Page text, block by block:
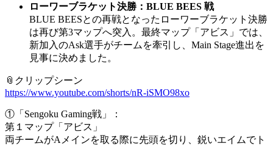
ローワーブラケット決勝：BLUE BEES 戦
BLUE BEESとの再戦となったローワーブラケット決勝
は再び第3マップへ突入。最終マップ「アビス」では、
新加入のAsk選手がチームを牽引し、Main Stage進出を
見事に決めました。
📎クリップシーン
https://www.youtube.com/shorts/nR-iSMO98xo
①「Sengoku Gaming戦」：
第１マップ「アビス」
両チームがAメインを取る際に先頭を切り、鋭いエイムでト